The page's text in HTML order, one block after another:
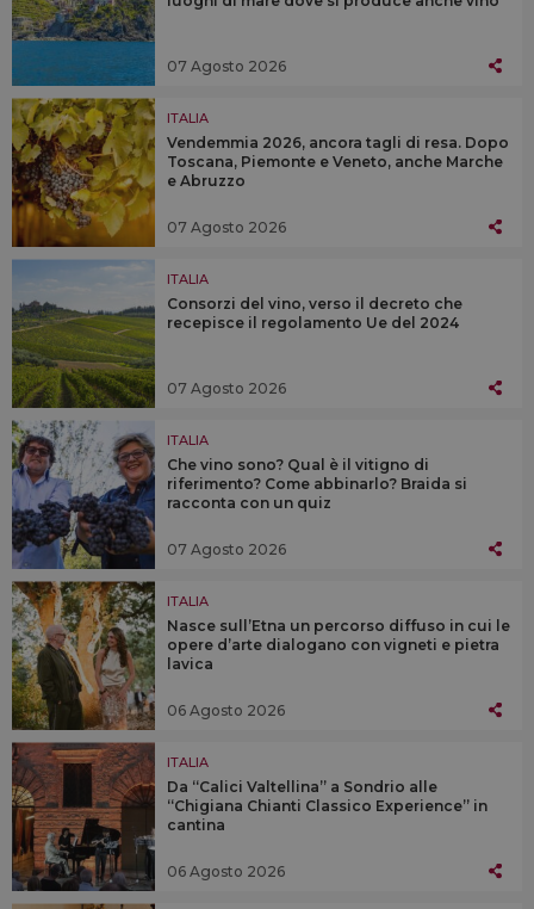
07 Agosto 2026
ITALIA
Vendemmia 2026, ancora tagli di resa. Dopo
Toscana, Piemonte e Veneto, anche Marche
e Abruzzo
07 Agosto 2026
ITALIA
Consorzi del vino, verso il decreto che
recepisce il regolamento Ue del 2024
07 Agosto 2026
ITALIA
Che vino sono? Qual è il vitigno di
riferimento? Come abbinarlo? Braida si
racconta con un quiz
07 Agosto 2026
ITALIA
Nasce sull’Etna un percorso diffuso in cui le
opere d’arte dialogano con vigneti e pietra
lavica
06 Agosto 2026
ITALIA
Da “Calici Valtellina” a Sondrio alle
“Chigiana Chianti Classico Experience” in
cantina
06 Agosto 2026